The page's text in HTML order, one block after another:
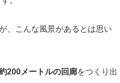
、こんな風景があるとは思い
200メートルの回廊をつくり出